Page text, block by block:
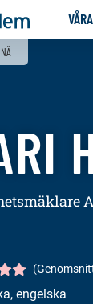
engelska